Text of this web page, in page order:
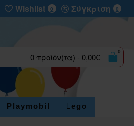
Wishlist 0 Σύγκριση 0
0 προϊόν(τα) - 0,00€
0
Playmobil Lego